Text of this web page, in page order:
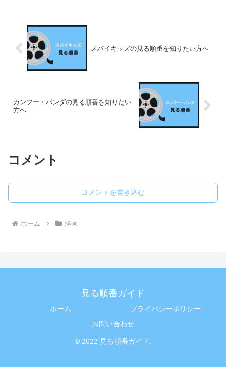
スパイキッズの見る順番を知りたい方へ
カンフー・パンダの見る順番を知りたい
方へ
コメント
コメントを書き込む
ホーム 洋画
見る順番ガイド
ホーム
プライバシーポリシー
お問い合わせ
© 2022 見る順番ガイド.